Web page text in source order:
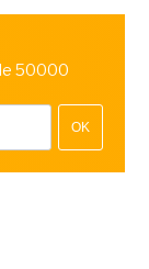
50000
OK